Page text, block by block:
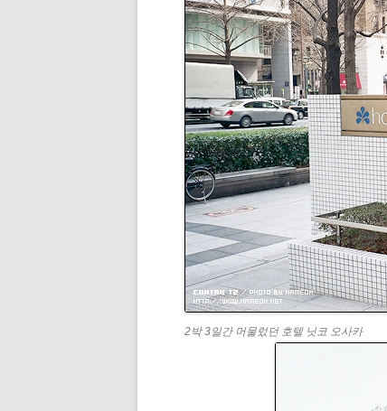
2박 3일간 머물렀던 호텔 닛코 오사카